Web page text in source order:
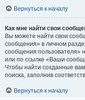
Вернуться к началу
Как мне найти свои
Вы можете найти свои
сообщения» в личном
сообщения пользователя»
или по ссылке «Ваши
Чтобы найти созданные
поиска, заполнив
Вернуться к началу